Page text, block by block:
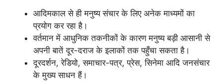
आदिमकाल से ही मनुष्य संचार के लिए अनेक माध्यमों का
प्रयोग कर रहा है।
वर्तमान में आधुनिक तकनीकों के कारण मनुष्य बड़ी आसानी से
अपनी बातें दूर-दराज के इलाकों तक पहुँचा सकता है।
दूरदर्शन, रेडियो, समाचार-पत्र, प्रेस, सिनेमा आदि जनसंचार
के मुख्य साधन हैं।